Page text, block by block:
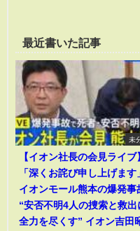
最近書いた記事
未
【イオン社長の会見ライブ
「深くお詫び申し上げます
イオンモール熊本の爆発事
“安否不明4人の捜索と救出
全力を尽くす” イオン吉田